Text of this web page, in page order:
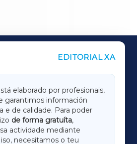
EDITORIAL XA
elaborado por profesionais,
garantimos información
e de calidade. Para poder
de forma gratuíta,
actividade mediante
necesitamos o teu
LUGOXA
TERRACHAXA